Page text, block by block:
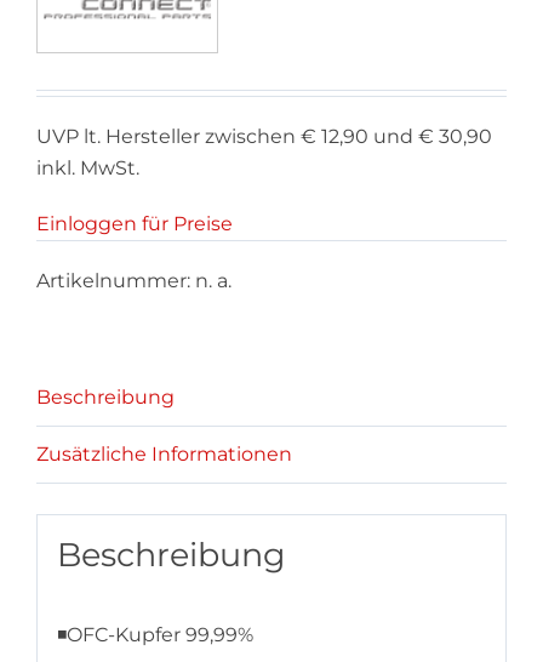
UVP lt. Hersteller zwischen € 12,90 und € 30,90
inkl. MwSt.
Einloggen für Preise
Artikelnummer: n. a.
Beschreibung
Zusätzliche Informationen
Beschreibung
◾OFC-Kupfer 99,99%